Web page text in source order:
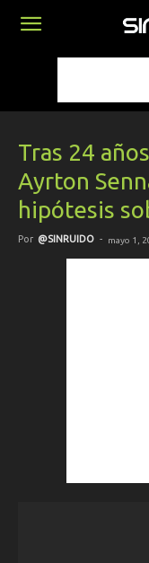
Tras 24
Ayrton
hipótesis
Por @SINRUIDO - mayo 1,